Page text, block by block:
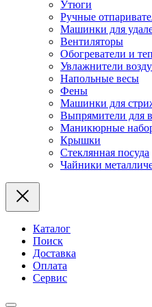
Утюги
Ручные
Машинки для
Вентиляторы
Обогреватели и
Увлажнители
Напольные весы
Фены
Машинки для
Выпрямители для
Маникюрные
Крышки
Стеклянная посуда
Чайники
Каталог
Поиск
Доставка
Оплата
Сервис